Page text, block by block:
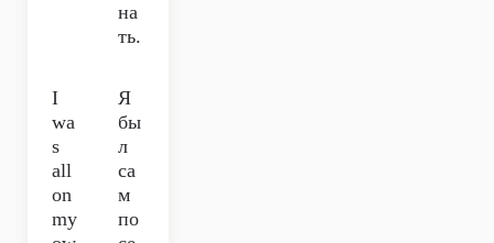
на
ть.
I
wa
s
all
on
my
Я
бы
л
са
м
по